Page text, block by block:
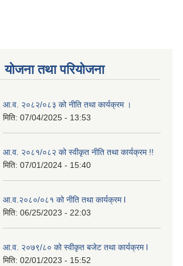
योजना तथा परियोजना
आ.व. २०८२/०८३ को नीति तथा कार्यक्रम ।
मिति: 07/04/2025 - 13:53
आ.व. २०८१/०८२ को स्वीकृत नीति तथा कार्यक्रम !!
मिति: 07/01/2024 - 15:40
आ.व.२०८०/०८१ को नीति तथा कार्यक्रम l
मिति: 06/25/2023 - 22:03
आ.व. २०७९/८० को स्वीकृत बजेट तथा कार्यक्रम l
मिति: 02/01/2023 - 15:52